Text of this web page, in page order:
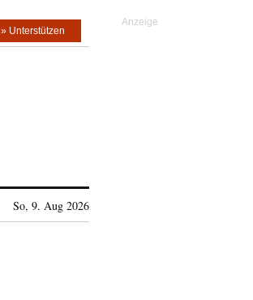
» Unterstützen
So, 9. Aug 2026